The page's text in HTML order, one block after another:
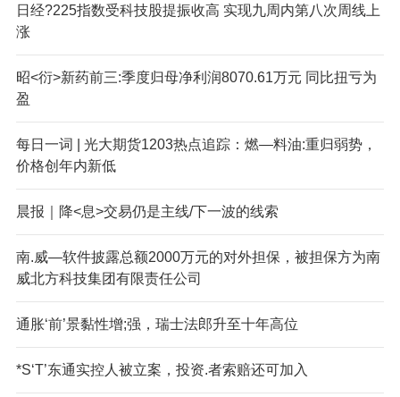
日经?225指数受科技股提振收高 实现九周内第八次周线上
涨
昭<衍>新药前三:季度归母净利润8070.61万元 同比扭亏为
盈
每日一词 | 光大期货1203热点追踪：燃—料油:重归弱势，
价格创年内新低
晨报｜降<息>交易仍是主线/下一波的线索
南.威—软件披露总额2000万元的对外担保，被担保方为南
威北方科技集团有限责任公司
通胀‘前’景黏性增;强，瑞士法郎升至十年高位
*S‘T’东通实控人被立案，投资.者索赔还可加入